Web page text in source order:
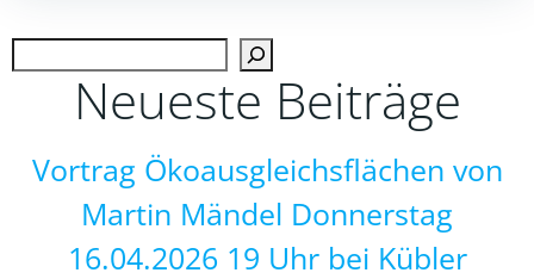
Neueste Beiträge
Vortrag Ökoausgleichsflächen von
Martin Mändel Donnerstag
16.04.2026 19 Uhr bei Kübler